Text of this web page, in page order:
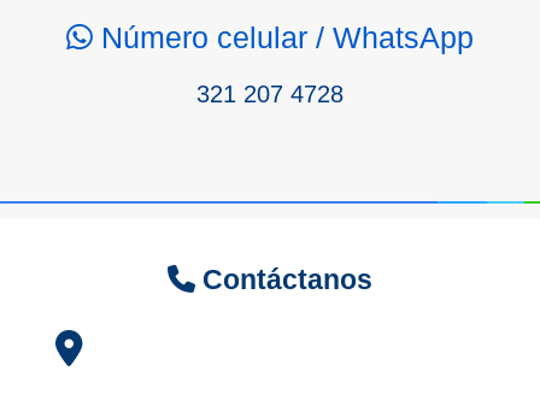
Número celular / WhatsApp
321 207 4728
Contáctanos